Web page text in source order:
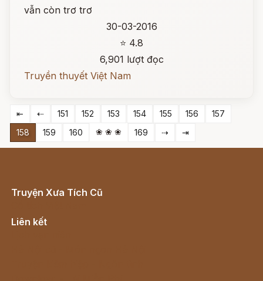
vẫn còn trơ trơ
30-03-2016
⭐ 4.8
6,901 lượt đọc
Truyền thuyết Việt Nam
⇤ ⇠ 151 152 153 154 155 156
157
158
159 160 ❀ ❀ ❀ 169 ⇢ ⇥
Truyện Xưa Tích Cũ
Liên kết